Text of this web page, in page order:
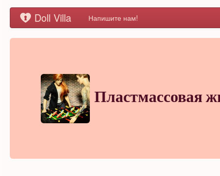
Doll Villa Напишите нам!
Пластмассовая